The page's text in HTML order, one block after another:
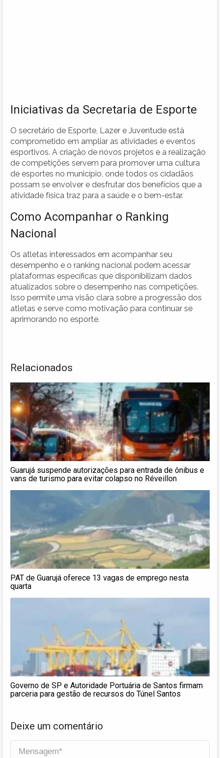
Iniciativas da Secretaria de Esporte
O secretário de Esporte, Lazer e Juventude está
comprometido em ampliar as atividades e eventos
esportivos. A criação de novos projetos e a realização
de competições servem para promover uma cultura
de esportes no município, onde todos os cidadãos
possam se envolver e desfrutar dos benefícios que a
atividade física traz para a saúde e o bem-estar.
Como Acompanhar o Ranking
Nacional
Os atletas interessados em acompanhar seu
desempenho e o ranking nacional podem acessar
plataformas específicas que disponibilizam dados
atualizados sobre o desempenho nas competições.
Isso permite uma visão clara sobre a progressão dos
atletas e serve como motivação para continuar se
aprimorando no esporte.
Relacionados
Guarujá suspende autorizações para entrada de ônibus e
vans de turismo para evitar colapso no Réveillon
PAT de Guarujá oferece 13 vagas de emprego nesta
quarta
Governo de SP e Autoridade Portuária de Santos firmam
parceria para gestão de recursos do Túnel Santos
Deixe um comentário